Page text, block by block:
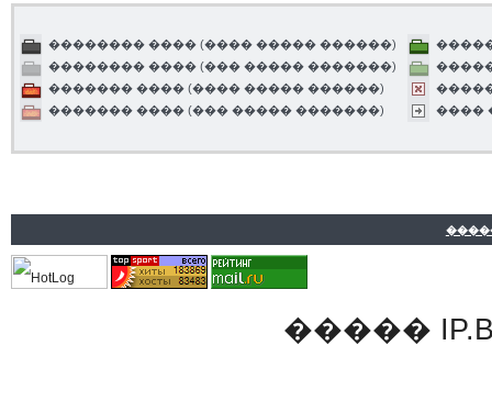
�������� ���� (���� ����� ������)
�������� ���� (��� ����� �������)
������� ���� (���� ����� ������)
������� ���� (��� ����� �������)
����
�����